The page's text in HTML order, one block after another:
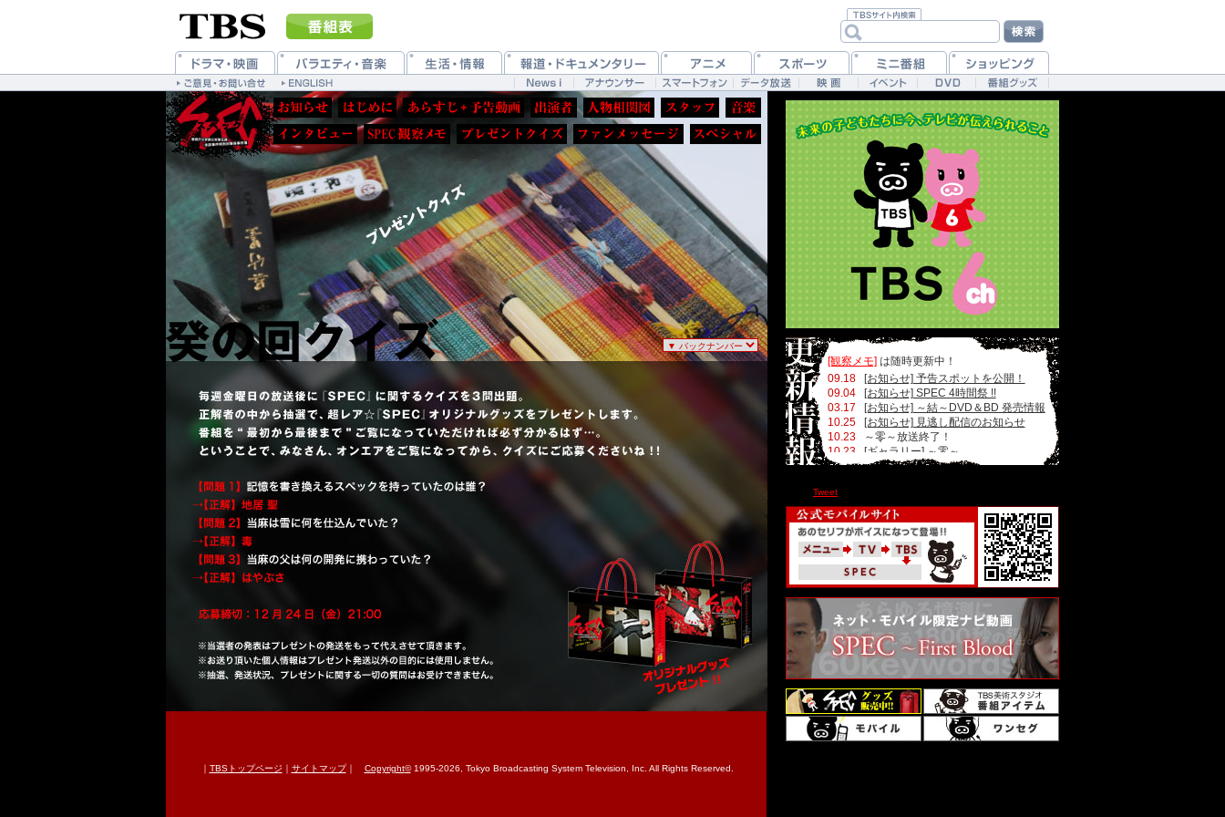
[観察メモ] は随時更新中！
09.18
[お知らせ] 予告スポットを公開！
09.04
[お知らせ] SPEC 4時間祭 !!
03.17
[お知らせ] ～結～DVD＆BD 発売情報
10.25
[お知らせ] 見逃し配信のお知らせ
10.23
～零～放送終了！
10.23
[ギャラリー] ～零～
10.23
マンガ＆イラストを募集！
10.17
09.30
[イベント] ～祭～ガチ瀬文NIGHT！
09.30
[お知らせ] 携帯ゲームからプレゼン
ト
08.13
[お知らせ] シリーズ放送情報
08.13
[お知らせ] ～天～地上波初放送！
08.13
[お知らせ] ～零～新キャスト発表！
08.13
[出演者] ～零～
08.13
[あらすじ] ～零～
08.13
[ファンメッセージ] 再稼働！
08.12
[お知らせ] ～零～DVD＆BD 発売情報
03.19
[お知らせ] SPEC～零・結～キャスト
発表！
06.21
[お知らせ] ～天～DVD＆BD 発売情報
05.16
[つっこみSPEC] 投稿作品追加
04.26
[カードゲーム] Yahoo!モバゲー版登
場！
Tweet
｜ TBSトップページ ｜ サイトマップ｜ Copyright© 1995-2026, Tokyo Broadcasting System Television, Inc. All Rights Reserved.